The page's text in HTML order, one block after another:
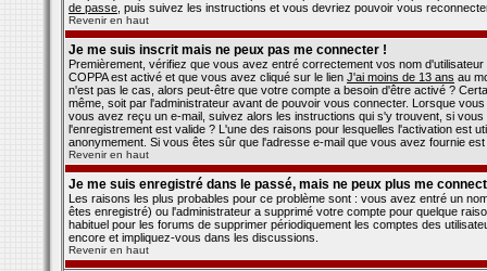
de passe , puis suivez les instructions et vous devriez pouvoir vous
Revenir en haut
Je me suis inscrit mais ne peux pas me connecter !
Premièrement, vérifiez que vous avez entré correctement vos nom
COPPA est activé et que vous avez cliqué sur le lien J'ai moins de 13 ans au
n'est pas le cas, alors peut-être que votre compte a besoin d'être activé ?
même, soit par l'administrateur avant de pouvoir vous connecter. Lorsque
vous avez reçu un e-mail, suivez alors les instructions qui s'y trouvent, si
l'enregistrement est valide ? L'une des raisons pour lesquelles l'activation est
anonymement. Si vous êtes sûr que l'adresse e-mail que vous avez fournie
Revenir en haut
Je me suis enregistré dans le passé, mais ne peux plus me
Les raisons les plus probables pour ce problème sont : vous avez entré un
êtes enregistré) ou l'administrateur a supprimé votre compte pour quelque
habituel pour les forums de supprimer périodiquement les comptes des
encore et impliquez-vous dans les discussions.
Revenir en haut